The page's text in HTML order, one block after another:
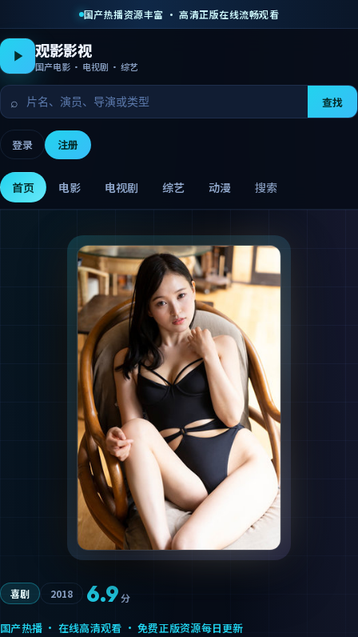
国产热播资源丰富 · 高清正版在线流畅观看
观影影视
国产电影 · 电视剧 · 综艺
⌕ 查找
登录 注册
首页 电影 电视剧 综艺 动漫 搜索
喜剧 2018 6.9 分
国产热播 · 在线高清观看 · 免费正版资源每日更新